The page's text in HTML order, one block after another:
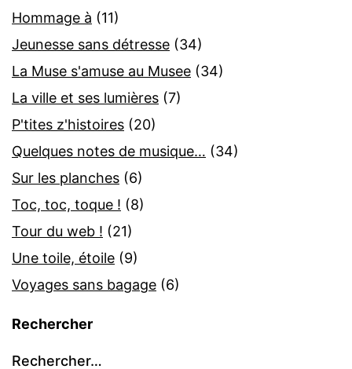
Hommage à (11)
Jeunesse sans détresse (34)
La Muse s'amuse au Musee (34)
La ville et ses lumières (7)
P'tites z'histoires (20)
Quelques notes de musique… (34)
Sur les planches (6)
Toc, toc, toque ! (8)
Tour du web ! (21)
Une toile, étoile (9)
Voyages sans bagage (6)
Rechercher
Rechercher…